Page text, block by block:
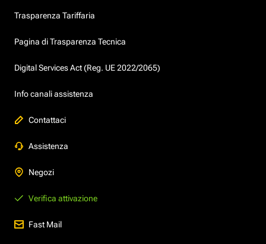
Trasparenza Tariffaria
Pagina di Trasparenza Tecnica
Digital Services Act (Reg. UE 2022/2065)
Info canali assistenza
Contattaci
Assistenza
Negozi
Verifica attivazione
Fast Mail